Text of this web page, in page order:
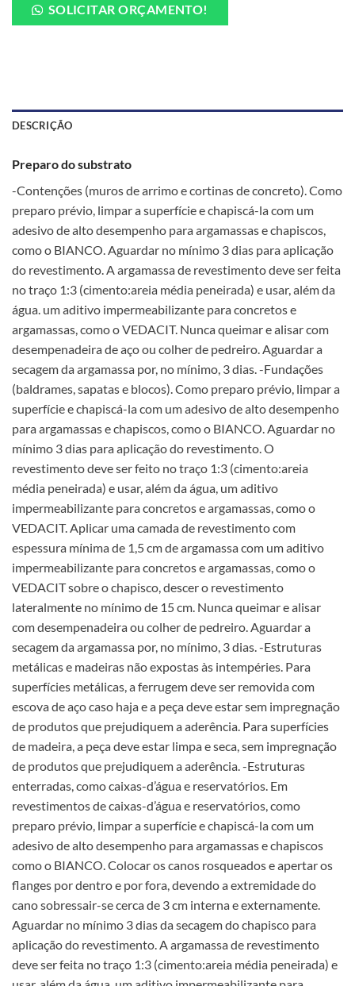
SOLICITAR ORÇAMENTO!
DESCRIÇÃO
Preparo do substrato
-Contenções (muros de arrimo e cortinas de concreto). Como
preparo prévio, limpar a superfície e chapiscá-la com um
adesivo de alto desempenho para argamassas e chapiscos,
como o BIANCO. Aguardar no mínimo 3 dias para aplicação
do revestimento. A argamassa de revestimento deve ser feita
no traço 1:3 (cimento:areia média peneirada) e usar, além da
água. um aditivo impermeabilizante para concretos e
argamassas, como o VEDACIT. Nunca queimar e alisar com
desempenadeira de aço ou colher de pedreiro. Aguardar a
secagem da argamassa por, no mínimo, 3 dias. -Fundações
(baldrames, sapatas e blocos). Como preparo prévio, limpar a
superfície e chapiscá-la com um adesivo de alto desempenho
para argamassas e chapiscos, como o BIANCO. Aguardar no
mínimo 3 dias para aplicação do revestimento. O
revestimento deve ser feito no traço 1:3 (cimento:areia
média peneirada) e usar, além da água, um aditivo
impermeabilizante para concretos e argamassas, como o
VEDACIT. Aplicar uma camada de revestimento com
espessura mínima de 1,5 cm de argamassa com um aditivo
impermeabilizante para concretos e argamassas, como o
VEDACIT sobre o chapisco, descer o revestimento
lateralmente no mínimo de 15 cm. Nunca queimar e alisar
com desempenadeira ou colher de pedreiro. Aguardar a
secagem da argamassa por, no mínimo, 3 dias. -Estruturas
metálicas e madeiras não expostas às intempéries. Para
superfícies metálicas, a ferrugem deve ser removida com
escova de aço caso haja e a peça deve estar sem impregnação
de produtos que prejudiquem a aderência. Para superfícies
de madeira, a peça deve estar limpa e seca, sem impregnação
de produtos que prejudiquem a aderência. -Estruturas
enterradas, como caixas-d’água e reservatórios. Em
revestimentos de caixas-d’água e reservatórios, como
preparo prévio, limpar a superfície e chapiscá-la com um
adesivo de alto desempenho para argamassas e chapiscos
como o BIANCO. Colocar os canos rosqueados e apertar os
flanges por dentro e por fora, devendo a extremidade do
cano sobressair-se cerca de 3 cm interna e externamente.
Aguardar no mínimo 3 dias da secagem do chapisco para
aplicação do revestimento. A argamassa de revestimento
deve ser feita no traço 1:3 (cimento:areia média peneirada) e